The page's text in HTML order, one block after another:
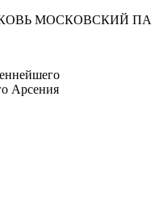
МОСКОВСКИЙ
Арсения